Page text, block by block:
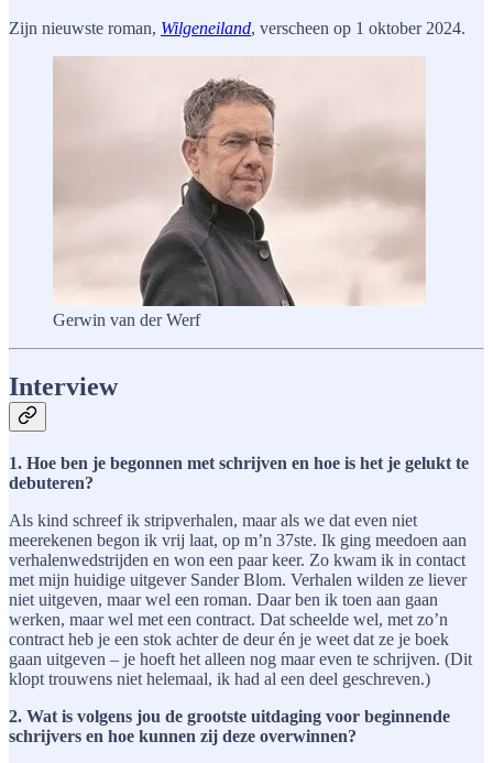
Zijn nieuwste roman, Wilgeneiland, verscheen op 1 oktober 2024.
Gerwin van der Werf
Interview
1. Hoe ben je begonnen met schrijven en hoe is het je gelukt te
debuteren?
Als kind schreef ik stripverhalen, maar als we dat even niet
meerekenen begon ik vrij laat, op m’n 37ste. Ik ging meedoen aan
verhalenwedstrijden en won een paar keer. Zo kwam ik in contact
met mijn huidige uitgever Sander Blom. Verhalen wilden ze liever
niet uitgeven, maar wel een roman. Daar ben ik toen aan gaan
werken, maar wel met een contract. Dat scheelde wel, met zo’n
contract heb je een stok achter de deur én je weet dat ze je boek
gaan uitgeven – je hoeft het alleen nog maar even te schrijven. (Dit
klopt trouwens niet helemaal, ik had al een deel geschreven.)
2. Wat is volgens jou de grootste uitdaging voor beginnende
schrijvers en hoe kunnen zij deze overwinnen?